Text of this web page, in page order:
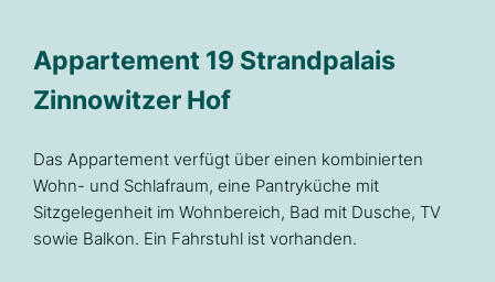
Appartement 19 Strandpalais
Zinnowitzer Hof
Das Appartement verfügt über einen kombinierten
Wohn- und Schlafraum, eine Pantryküche mit
Sitzgelegenheit im Wohnbereich, Bad mit Dusche, TV
sowie Balkon. Ein Fahrstuhl ist vorhanden.